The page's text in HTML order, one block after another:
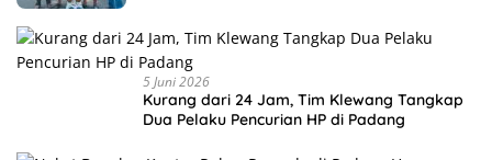
5 Juni 2026
Kurang dari 24 Jam, Tim Klewang Tangkap
Dua Pelaku Pencurian HP di Padang